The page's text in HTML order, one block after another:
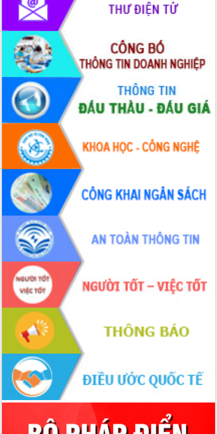
phát triển mới
Thường trực HĐND tỉnh Đắk Lắk gặp
mặt Đoàn chuyên gia y tế TP. Hồ Chí
Minh
Lễ truy điệu và an táng hài cốt liệt sĩ
tại Nghĩa trang Liệt sĩ xã Sơn Hòa
Bàn giải pháp tháo gỡ khó khăn trong
xuất khẩu sầu riêng và triển khai quy
định EUDR
Thứ trưởng Bộ Nông nghiệp và Môi
trường Nguyễn Hoàng Hiệp khảo sát
vùng trồng và doanh nghiệp đóng gói
sầu riêng tại Đắk Lắk
Trình diễn nghệ thuật chế biến các
món ăn từ sầu riêng
Đắk Lắk công bố Quy hoạch và xúc
tiến đầu tư tỉnh
Ngành cá ngừ Đắk Lắk chủ động thích
ứng để giữ vững thị trường xuất khẩu
Diễn đàn Kinh tế tư nhân Việt Nam đột
phá cơ chế - Hợp tác công tư
Đề án 06 tạo bước ngoặt đột phá trong
cải cách hành chính tỉnh Đắk Lắk
Kết nối tour, đẩy mạnh chuyển đổi số
để phát triển du lịch Đắk Lắk
Khởi động Dự án Đầu tư xây dựng hạ
tầng kỹ thuật Cụm công nghiệp Tân
Tiến
Gặp mặt các cơ quan báo chí nhân Kỷ
niệm 101 năm Ngày Báo chí Cách
mạng Việt Nam
Đắk Lắk sơ kết 4 năm triển khai thực
hiện Đề án 06 của Chính phủ
Họp báo thông tin về Hội nghị Công bố
Quy hoạch và Xúc tiến đầu tư tỉnh Đắk
Lắk
Khơi thông điểm nghẽn, đẩy nhanh
giải ngân vốn khắc phục thiên tai
HĐND tỉnh thông qua điều chỉnh Quy
hoạch tỉnh thời kỳ 2021-2030